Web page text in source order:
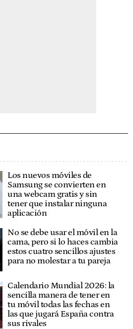
Los nuevos móviles de
Samsung se convierten en
una webcam gratis y sin
tener que instalar ninguna
aplicación
No se debe usar el móvil en la
cama, pero si lo haces cambia
estos cuatro sencillos ajustes
para no molestar a tu pareja
Calendario Mundial 2026: la
sencilla manera de tener en
tu móvil todas las fechas en
las que jugará España contra
sus rivales